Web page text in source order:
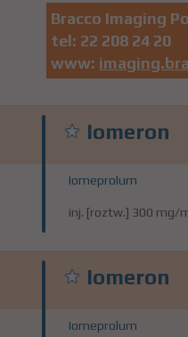
Bracco Imaging
tel: 22 208 24 20
www:
Iomeron
Iomeprolum
inj. [roztw.] 300 mg/
Iomeron
Iomeprolum